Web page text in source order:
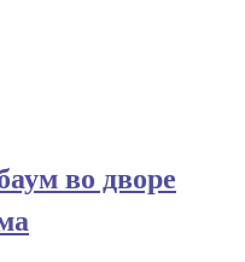
во дворе